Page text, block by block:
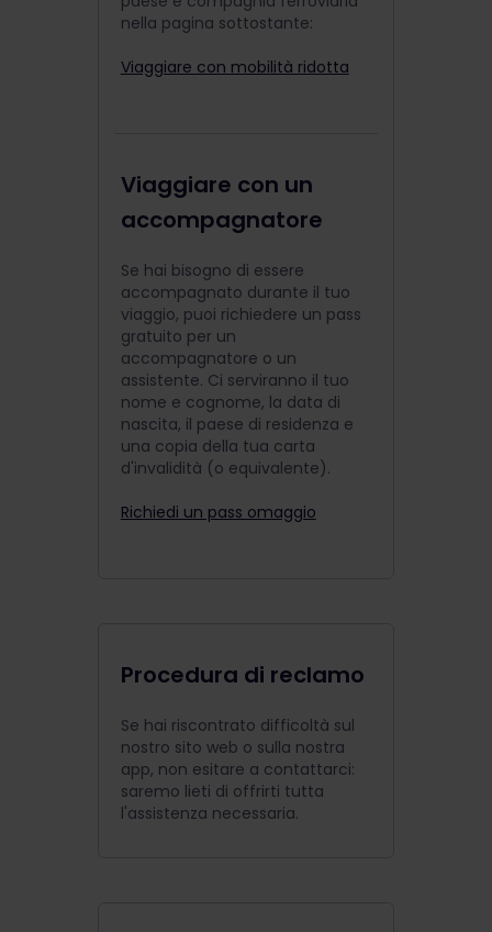
nella pagina sottostante:
Viaggiare con mobilità ridotta
Viaggiare con un
accompagnatore
Se hai bisogno di essere
accompagnato durante il tuo
viaggio, puoi richiedere un pass
gratuito per un
accompagnatore o un
assistente. Ci serviranno il tuo
nome e cognome, la data di
nascita, il paese di residenza e
una copia della tua carta
d'invalidità (o equivalente).
Richiedi un pass omaggio
Procedura di reclamo
Se hai riscontrato difficoltà sul
nostro sito web o sulla nostra
app, non esitare a contattarci:
saremo lieti di offrirti tutta
l'assistenza necessaria.